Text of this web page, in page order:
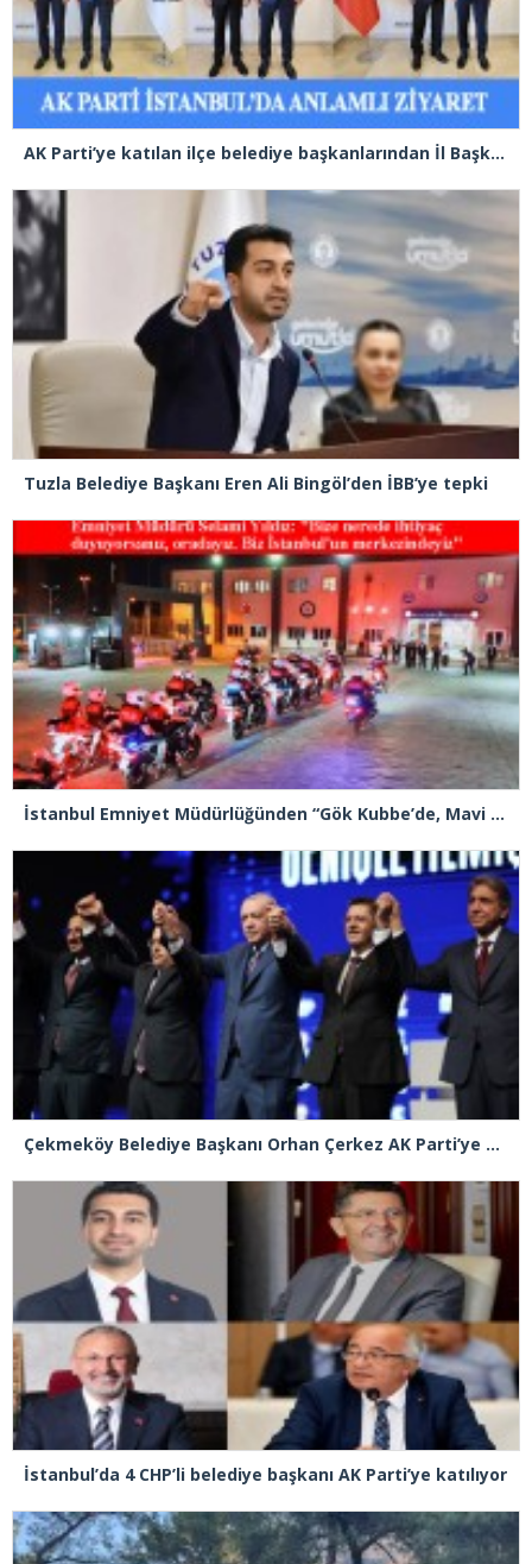
AK Parti’ye katılan ilçe belediye başkanlarından İl Başkanı Özdemir’e ziyaret
Tuzla Belediye Başkanı Eren Ali Bingöl’den İBB’ye tepki
İstanbul Emniyet Müdürlüğünden “Gök Kubbe’de, Mavi Vatan’da, Şanlı Topraklarda: İstanbul Emniyeti Her Yerde” paylaşımı
Çekmeköy Belediye Başkanı Orhan Çerkez AK Parti’ye katıldı
İstanbul’da 4 CHP’li belediye başkanı AK Parti’ye katılıyor